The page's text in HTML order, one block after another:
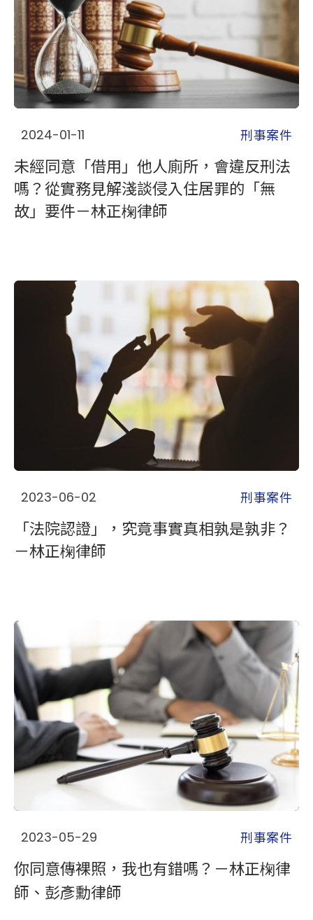
2024-01-11 刑事案件
未經同意「借用」他人廁所，會違反刑法
嗎？從實務見解淺談侵入住居罪的「無
故」要件－林正椈律師
2023-06-02 刑事案件
「法院認證」，究竟事實真相孰是孰非？
－林正椈律師
2023-05-29 刑事案件
你同意傳裸照，我也有錯嗎？－林正椈律
師、彭彥勳律師